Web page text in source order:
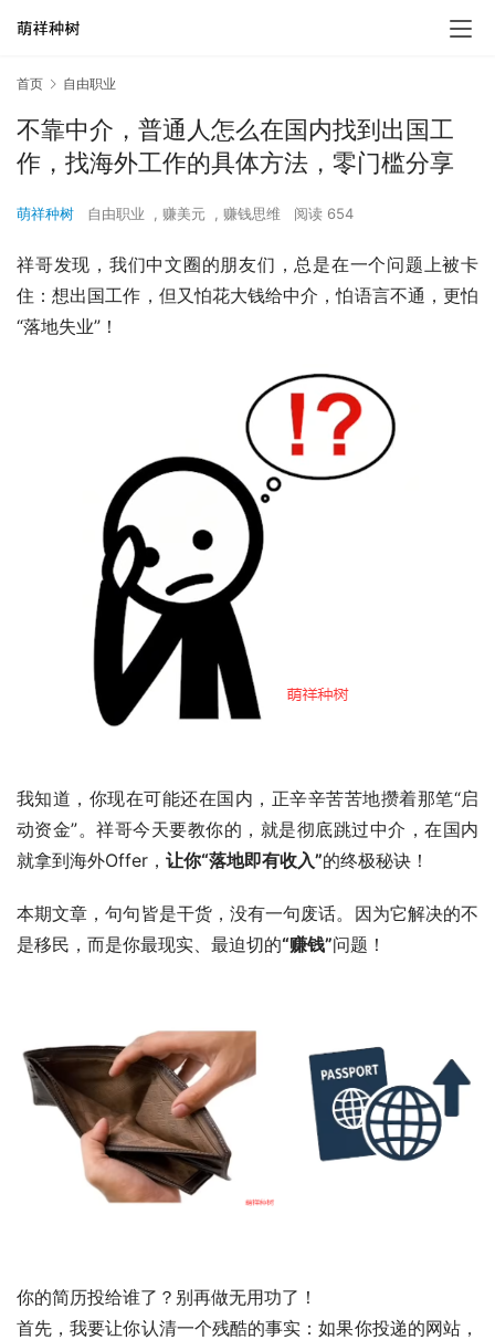
首页 自由职业
不靠中介，普通人怎么在国内找到出国工
作，找海外工作的具体方法，零门槛分享
萌祥种树 自由职业 , 赚美元 , 赚钱思维 阅读 654
祥哥发现，我们中文圈的朋友们，总是在一个问题上被卡
住：想出国工作，但又怕花大钱给中介，怕语言不通，更怕
“落地失业”！
我知道，你现在可能还在国内，正辛辛苦苦地攒着那笔“启
动资金”。祥哥今天要教你的，就是彻底跳过中介，在国内
就拿到海外Offer， 让你“落地即有收入”的终极秘诀！
本期文章，句句皆是干货，没有一句废话。因为它解决的不
是移民，而是你最现实、最迫切的“赚钱”问题！
你的简历投给谁了？别再做无用功了！
首先，我要让你认清一个残酷的事实：如果你投递的网站，